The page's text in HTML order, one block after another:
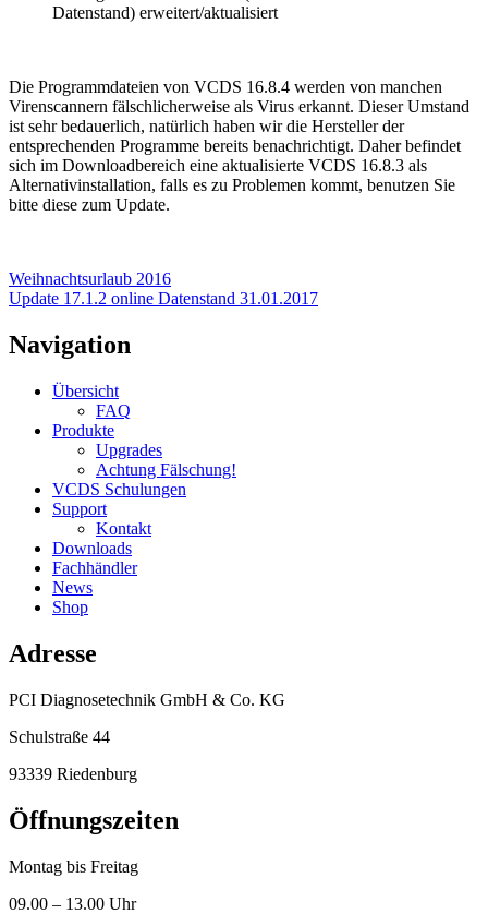
Datenstand) erweitert/aktualisiert
Die Programmdateien von VCDS 16.8.4 werden von manchen
Virenscannern fälschlicherweise als Virus erkannt. Dieser Umstand
ist sehr bedauerlich, natürlich haben wir die Hersteller der
entsprechenden Programme bereits benachrichtigt. Daher befindet
sich im Downloadbereich eine aktualisierte VCDS 16.8.3 als
Alternativinstallation, falls es zu Problemen kommt, benutzen Sie
bitte diese zum Update.
Weihnachtsurlaub 2016
Update 17.1.2 online Datenstand 31.01.2017
Navigation
Übersicht
FAQ
Produkte
Upgrades
Achtung Fälschung!
VCDS Schulungen
Support
Kontakt
Downloads
Fachhändler
News
Shop
Adresse
PCI Diagnosetechnik GmbH & Co. KG
Schulstraße 44
93339 Riedenburg
Öffnungszeiten
Montag bis Freitag
09.00 – 13.00 Uhr